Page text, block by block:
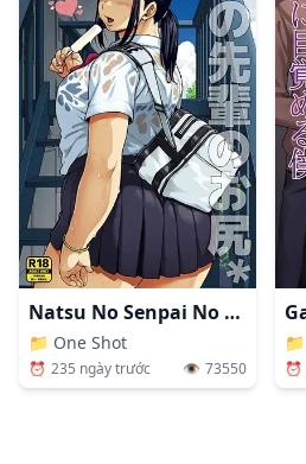
Natsu No Senpai No Oshiri
📁 One Shot
⏰ 235 ngày trước 👁️ 73550
📁
⏰